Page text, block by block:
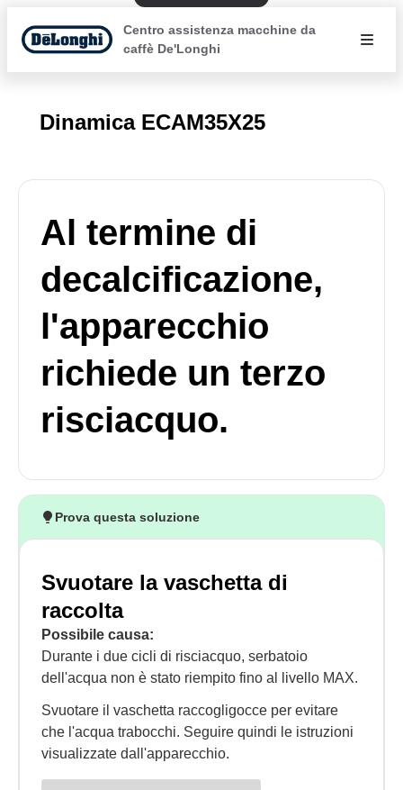
Centro assistenza macchine da
caffè De'Longhi
Dinamica ECAM35X25
Al termine di
decalcificazione,
l'apparecchio
richiede un terzo
risciacquo.
Prova questa soluzione
Svuotare la vaschetta di
raccolta
Possibile causa:
Durante i due cicli di risciacquo, serbatoio
dell'acqua non è stato riempito fino al livello MAX.
Svuotare il vaschetta raccogligocce per evitare
che l'acqua trabocchi. Seguire quindi le istruzioni
visualizzate dall'apparecchio.